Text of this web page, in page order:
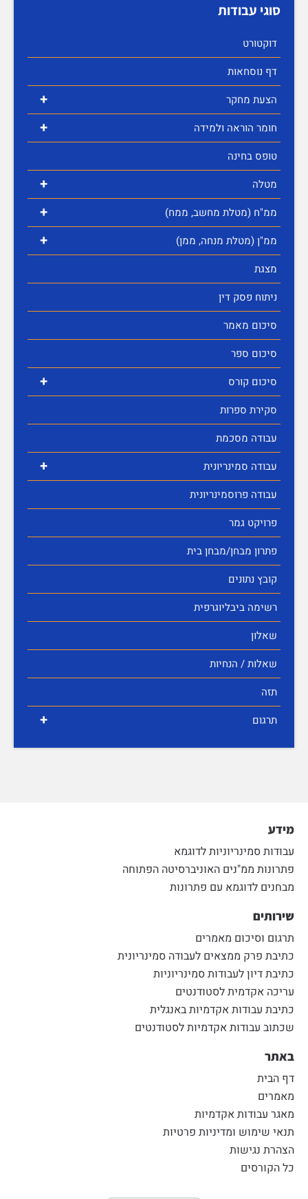
סוגי עבודות
דוקטורט
דף נוסחאות
+ הצעת מחקר
+
חומר הוראה ולמידה
טופס בחינה
+ מטלה
+ ממ"ח (מטלת מחשב, ממח)
+
ממ"ן (מטלת מנחה, ממן)
מצגת
ניתוח פסק דין
סיכום מאמר
סיכום ספר
+
סיכום קורס
סקירת ספרות
עבודה מסכמת
+
עבודה סמינריונית
עבודה פרוסמינריונית
פרויקט גמר
פתרון מבחן/מבחן בית
קובץ נתונים
רשימה ביבליוגרפית
שאלון
שאלות / הנחיות
תזה
+ תרגום
מידע
עבודות סמינריוניות לדוגמא
פתרונות ממ"נים האוניברסיטה הפתוחה
מבחנים לדוגמא עם פתרונות
שירותים
תרגום וסיכום מאמרים
כתיבת פרק ממצאים לעבודה סמינריונית
כתיבת דיון לעבודות סמינריוניות
עריכה אקדמית לסטודנטים
כתיבת עבודות אקדמיות באנגלית
שכתוב עבודות אקדמיות לסטודנטים
באתר
דף הבית
מאמרים
מאגר עבודות אקדמיות
תנאי שימוש ומדיניות פרטיות
הצהרת נגישות
כל הקורסים